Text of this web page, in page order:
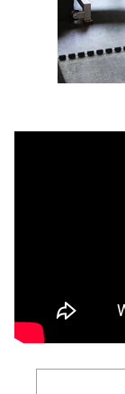
とで相手
韓国人「日
→「」【
韓国人「韓
さに冷や汗
→ 「長崎の
▶ 海外「これ
政府の懸念